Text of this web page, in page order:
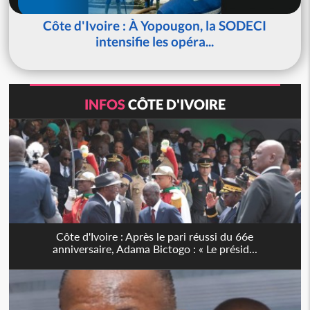
Côte d'Ivoire : À Yopougon, la SODECI
intensifie les opéra...
INFOSCÔTE D'IVOIRE
Côte d'Ivoire : Après le pari réussi du 66e
anniversaire, Adama Bictogo : « Le présid...